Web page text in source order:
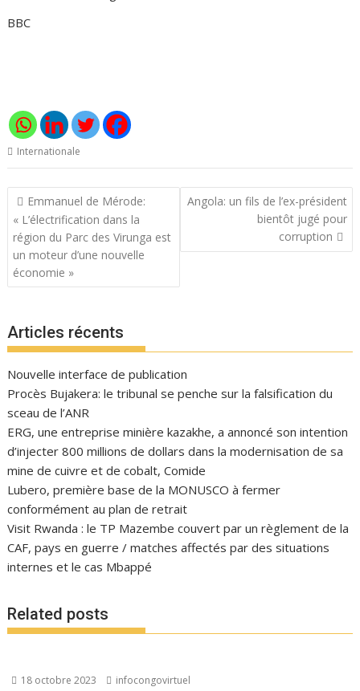
BBC
Internationale
Navigation
de
l’article
Emmanuel de Mérode:
« L’électrification dans la
région du Parc des Virunga est
un moteur d’une nouvelle
économie »
Angola: un fils de l’ex-président
bientôt jugé pour
corruption
Articles récents
Nouvelle interface de publication
Procès Bujakera: le tribunal se penche sur la falsification du
sceau de l’ANR
ERG, une entreprise minière kazakhe, a annoncé son intention
d’injecter 800 millions de dollars dans la modernisation de sa
mine de cuivre et de cobalt, Comide
Lubero, première base de la MONUSCO à fermer
conformément au plan de retrait
Visit Rwanda : le TP Mazembe couvert par un règlement de la
CAF, pays en guerre / matches affectés par des situations
internes et le cas Mbappé
Related posts
18 octobre 2023 infocongovirtuel